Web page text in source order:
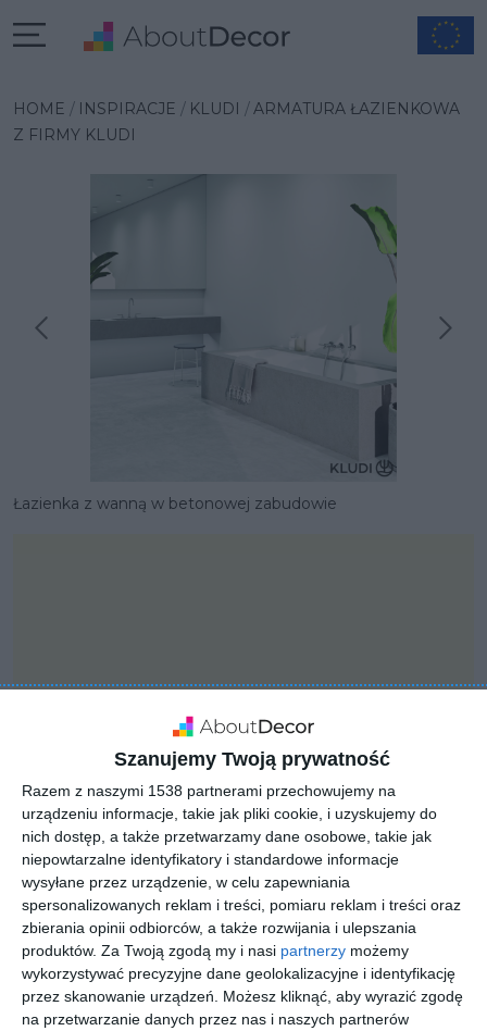
Szanujemy Twoją prywatność
Razem z naszymi 1538 partnerami przechowujemy na
urządzeniu informacje, takie jak pliki cookie, i uzyskujemy do
nich dostęp, a także przetwarzamy dane osobowe, takie jak
niepowtarzalne identyfikatory i standardowe informacje
wysyłane przez urządzenie, w celu zapewniania
spersonalizowanych reklam i treści, pomiaru reklam i treści oraz
zbierania opinii odbiorców, a także rozwijania i ulepszania
produktów. Za Twoją zgodą my i nasi partnerzy możemy
wykorzystywać precyzyjne dane geolokalizacyjne i identyfikację
przez skanowanie urządzeń. Możesz kliknąć, aby wyrazić zgodę
na przetwarzanie danych przez nas i naszych partnerów
HOME INSPIRACJE KLUDI
ARMATURA ŁAZIENKOWA
Z FIRMY KLUDI
Poprzednia inspiracja
Następna inspiracja
Łazienka z wanną w betonowej zabudowie
PROJEKT
Armatura łazienkowa z
firmy KLUDI
Aranżacja z armaturą łazienkową z firmy KLUDI.